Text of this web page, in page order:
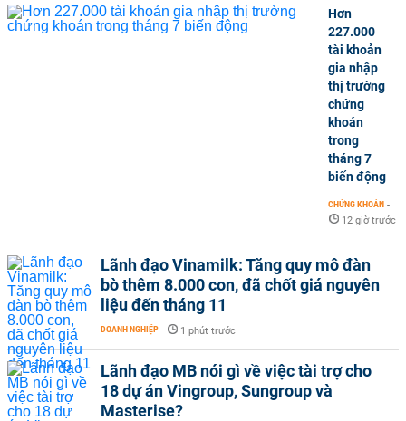
Hơn
227.000
tài khoản
gia nhập
thị trường
chứng
khoán
trong
tháng 7
biến động
CHỨNG KHOÁN -
12 giờ trước
Lãnh đạo Vinamilk: Tăng quy mô đàn
bò thêm 8.000 con, đã chốt giá nguyên
liệu đến tháng 11
DOANH NGHIỆP - 1 phút trước
Lãnh đạo MB nói gì về việc tài trợ cho
18 dự án Vingroup, Sungroup và
Masterise?